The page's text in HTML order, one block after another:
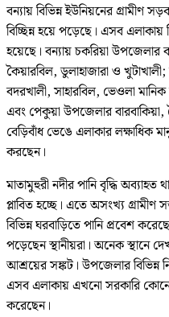
বন্যায় বিভিন্ন ইউনিয়নের গ্রামীণ
বিচ্ছিন্ন হয়ে পড়েছে। এসব
হয়েছে। বন্যায় চকরিয়া উপজেলার
কৈয়ারবিল, ডুলাহাজারা ও
বদরখালী, সাহারবিল, ভেওলা
এবং পেকুয়া উপজেলার
বেড়িবাঁধ ভেঙে এলাকার লক্ষাধিক
করছেন।
মাতামুহুরী নদীর পানি বৃদ্ধি অব্যাহত
প্লাবিত হচ্ছে। এতে অসংখ্য
বিভিন্ন ঘরবাড়িতে পানি প্রবেশ
পড়েছেন স্থানীয়রা। অনেক স্থানে
আশ্রয়ের সঙ্কট। উপজেলার বিভিন্ন
এসব এলাকায় এখনো সরকারি কোনো
করেছেন।